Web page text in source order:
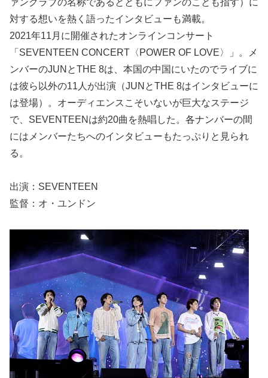
ァンクラブの名称であるとともにファンのことも指す）に
対する想いを熱く語ったインタビューも満載。
2021年11月に開催されたオンラインコンサート
「SEVENTEEN CONCERT〈POWER OF LOVE〉」。メ
ンバーのJUNとTHE 8は、本国の中国にいたのでライブに
は彼ら以外の11人が出演（JUNとTHE 8はインタビューに
は登場）。オーディエンスこそいないが巨大なステージ
で、SEVENTEENは約20曲を熱唱した。各ナンバーの間
にはメンバーたちへのインタビューもたっぷりと見られ
る。
出演：SEVENTEEN
監督：オ・ユンドン